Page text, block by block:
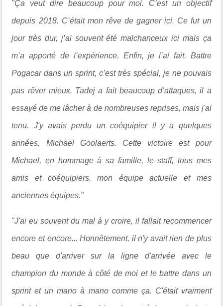
"Ça veut dire beaucoup pour moi. C’est un objectif
depuis 2018. C’était mon rêve de gagner ici. Ce fut un
jour très dur, j’ai souvent été malchanceux ici mais ça
m’a apporté de l’expérience. Enfin, je l’ai fait. Battre
Pogacar dans un sprint, c’est très spécial, je ne pouvais
pas rêver mieux. Tadej a fait beaucoup d’attaques, il a
essayé de me lâcher à de nombreuses reprises, mais j'ai
tenu. J'y avais perdu un coéquipier il y a quelques
années, Michael Goolaerts. Cette victoire est pour
Michael, en hommage à sa famille, le staff, tous mes
amis et coéquipiers, mon équipe actuelle et mes
anciennes équipes."
"J'ai eu souvent du mal à y croire, il fallait recommencer
encore et encore... Honnêtement, il n'y avait rien de plus
beau que d'arriver sur la ligne d'arrivée avec le
champion du monde à côté de moi et le battre dans un
sprint et un mano à mano comme ça. C'était vraiment